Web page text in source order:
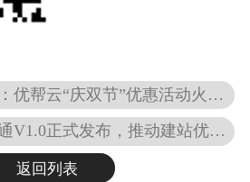
上一条：重要通知：优帮云“庆双节”优惠活动火热进行中.......
下一条：优帮云站通V1.0正式发布，推动建站优化云服务进入新时代
返回列表